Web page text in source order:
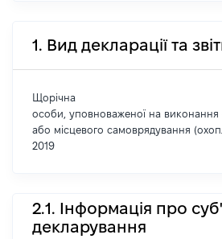
1. Вид декларації та
Щорічна
особи, уповноваженої на виконання
або місцевого самоврядування
2019
2.1. Інформація про
декларування